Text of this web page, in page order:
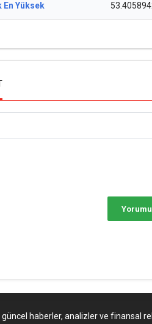
En Yüksek
haberler, analizler ve finansal